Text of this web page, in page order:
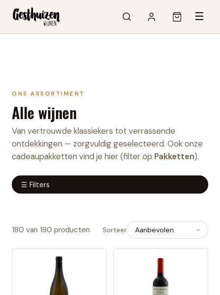
☰
ONS ASSORTIMENT
Alle wijnen
Van vertrouwde klassiekers tot verrassende
ontdekkingen — zorgvuldig geselecteerd. Ook onze
cadeaupakketten vind je hier (filter op Pakketten).
☰ Filters
180 van 180 producten Sorteer